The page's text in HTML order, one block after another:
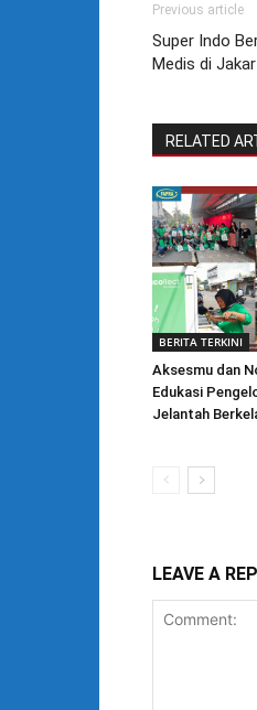
Previous article
Super Indo
Medis di
RELATED
BERITA TERKINI
Aksesmu dan
Edukasi
Jelantah
LEAVE A